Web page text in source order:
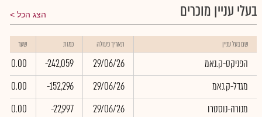
בעלי עניין מוכרים הצג הכל
שם בעל עניין תאריך פעולה כמות שער
הפניקס-ק.נאמ 29/06/26
-242,059
0.00
מגדל-ק.נאמ
29/06/26
-152,296
0.00
מנורה-נוסטרו
29/06/26
-22,997
0.00